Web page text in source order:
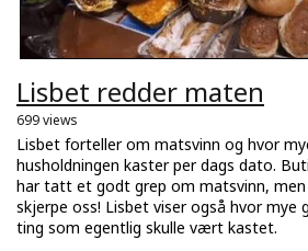
Lisbet redder maten
699 views
Lisbet forteller om matsvinn og hvor
husholdningen kaster per dags dato.
har tatt et godt grep om matsvinn, men
skjerpe oss! Lisbet viser også hvor mye
ting som egentlig skulle vært kastet.